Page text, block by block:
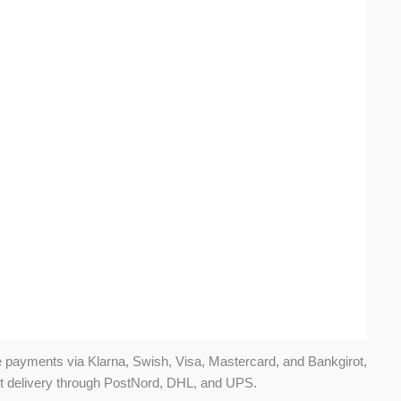
payments via Klarna, Swish, Visa, Mastercard, and Bankgirot,
delivery through PostNord, DHL, and UPS.